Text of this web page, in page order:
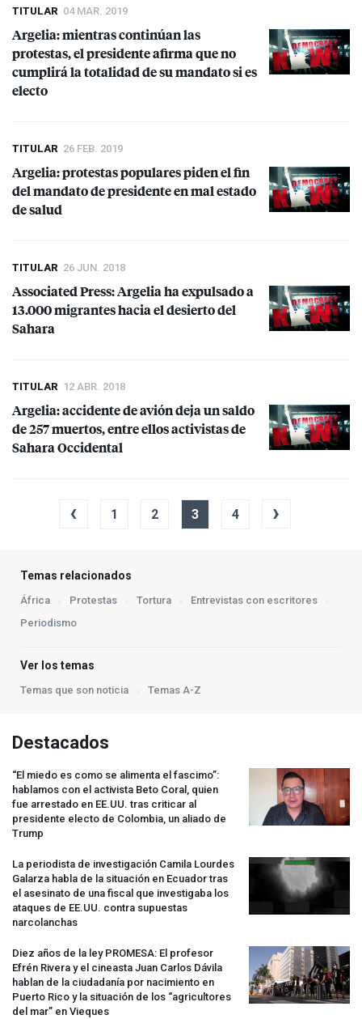
TITULAR 04 MAR. 2019
Argelia: mientras continúan las
protestas, el presidente afirma que no
cumplirá la totalidad de su mandato si es
electo
TITULAR 26 FEB. 2019
Argelia: protestas populares piden el fin
del mandato de presidente en mal estado
de salud
TITULAR 26 JUN. 2018
Associated Press: Argelia ha expulsado a
13.000 migrantes hacia el desierto del
Sahara
TITULAR 12 ABR. 2018
Argelia: accidente de avión deja un saldo
de 257 muertos, entre ellos activistas de
Sahara Occidental
‹ 1 2 3 4 ›
Temas relacionados
África Protestas Tortura
Entrevistas con escritores
Periodismo
Ver los temas
Temas que son noticia Temas A-Z
Destacados
“El miedo es como se alimenta el fascimo”:
hablamos con el activista Beto Coral, quien
fue arrestado en EE.UU. tras criticar al
presidente electo de Colombia, un aliado de
Trump
La periodista de investigación Camila Lourdes
Galarza habla de la situación en Ecuador tras
el asesinato de una fiscal que investigaba los
ataques de EE.UU. contra supuestas
narcolanchas
Diez años de la ley PROMESA: El profesor
Efrén Rivera y el cineasta Juan Carlos Dávila
hablan de la ciudadanía por nacimiento en
Puerto Rico y la situación de los “agricultores
del mar” en Vieques